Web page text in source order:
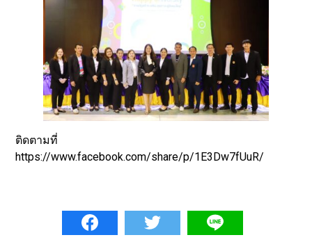
ติดตามที่
https://www.facebook.com/share/p/1E3Dw7fUuR/